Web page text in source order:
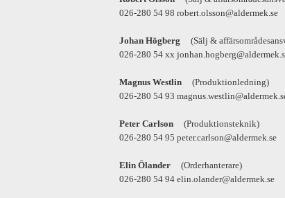
026-280 54 98 robert.olsson@aldermek.se
Johan Högberg
(Sälj &
026-280 54 xx
Magnus Westlin
(Produktionledning)
026-280 54 93
Peter Carlson
(Produktionsteknik)
026-280 54 95 peter.carlson@aldermek.se
Elin Ölander
(Orderhanterare)
026-280 54 94 elin.olander@aldermek.se